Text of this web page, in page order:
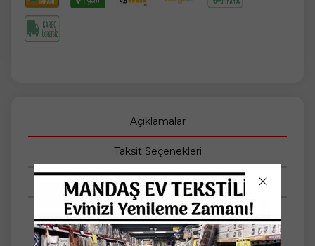
Açıklamalar
Taksit Seçenekleri
Tüm Yorumlar
Lotusline Ranforce Fitted Lastikli Battal Çift
Kişilik Çarşaf Seti